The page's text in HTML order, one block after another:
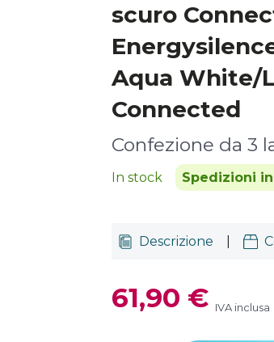
scuro
Aqua White/
Connected
Confezione da 3
In stock Spedizioni
Descrizione
61,90 € IVA inclusa